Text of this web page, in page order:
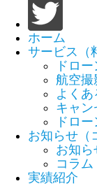
ホーム
サービス（
ドロ
航空撮
よくあ
キャン
ドロ
お知らせ（
お知ら
コラム
実績紹介